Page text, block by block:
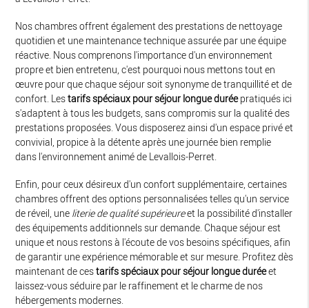
Nos chambres offrent également des prestations de nettoyage
quotidien et une maintenance technique assurée par une équipe
réactive. Nous comprenons l'importance d'un environnement
propre et bien entretenu, c'est pourquoi nous mettons tout en
œuvre pour que chaque séjour soit synonyme de tranquillité et de
confort. Lestarifs spéciaux pour séjour longue duréepratiqués ici
s'adaptent à tous les budgets, sans compromis sur la qualité des
prestations proposées. Vous disposerez ainsi d'un espace privé et
convivial, propice à la détente après une journée bien remplie
dans l'environnement animé de Levallois-Perret.
Enfin, pour ceux désireux d'un confort supplémentaire, certaines
chambres offrent des options personnalisées telles qu'un service
de réveil, une literie de qualité supérieureet la possibilité d'installer
des équipements additionnels sur demande. Chaque séjour est
unique et nous restons à l'écoute de vos besoins spécifiques, afin
de garantir une expérience mémorable et sur mesure. Profitez dès
maintenant de cestarifs spéciaux pour séjour longue duréeet
laissez-vous séduire par le raffinement et le charme de nos
hébergements modernes.